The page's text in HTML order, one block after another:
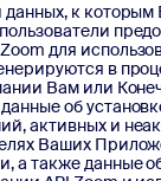
данных, к
для
в
Вам или
об
активных и
Ваших
а также данные